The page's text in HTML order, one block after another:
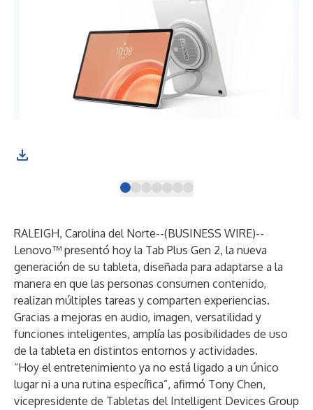
RALEIGH, Carolina del Norte--(BUSINESS WIRE)--
Lenovo™ presentó hoy la Tab Plus Gen 2, la nueva
generación de su tableta, diseñada para adaptarse a la
manera en que las personas consumen contenido,
realizan múltiples tareas y comparten experiencias.
Gracias a mejoras en audio, imagen, versatilidad y
funciones inteligentes, amplía las posibilidades de uso
de la tableta en distintos entornos y actividades.
“Hoy el entretenimiento ya no está ligado a un único
lugar ni a una rutina específica”, afirmó Tony Chen,
vicepresidente de Tabletas del Intelligent Devices Group